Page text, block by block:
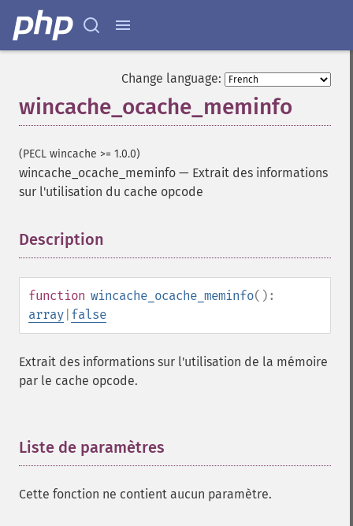
Change language:
wincache_ocache_meminfo
(PECL wincache >= 1.0.0)
wincache_ocache_meminfo — Extrait des informations
sur l'utilisation du cache opcode
Description
function wincache_ocache_meminfo():
array false
Extrait des informations sur l'utilisation de la mémoire
par le cache opcode.
Liste de paramètres
Cette fonction ne contient aucun paramètre.